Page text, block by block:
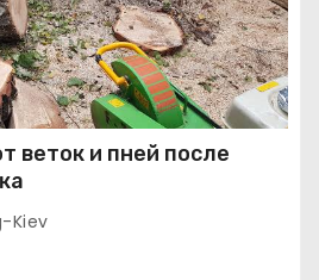
веток и пней после
Kiev